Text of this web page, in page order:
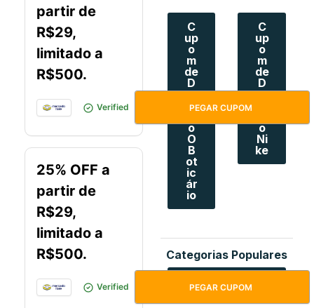
partir de
R$29,
limitado a
R$500.
Verified HORADOCUPOM
PEGAR CUPOM
25% OFF a
partir de
R$29,
limitado a
R$500.
Verified DESCOTOSMELI
PEGAR CUPOM
C
up
o
m
de
D
es
co
o
O
B
ot
ic
ár
io
C
up
o
m
de
D
es
o
Ni
ke
Categorias Populares
Viagem